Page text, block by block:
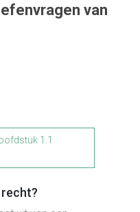
van
1.1